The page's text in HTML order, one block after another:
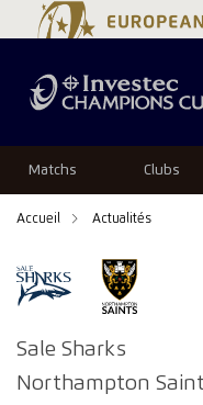
Matchs Clubs
Accueil Actualités
Sale Sharks
Northampton